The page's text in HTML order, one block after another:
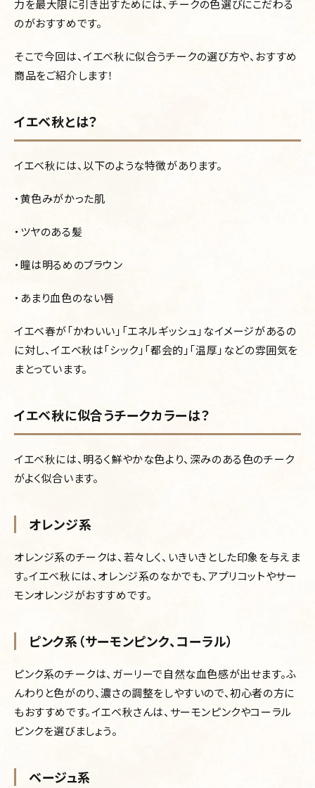
力を最大限に引き出すためには、チークの色選びにこだわる
のがおすすめです。
そこで今回は、イエベ秋に似合うチークの選び方や、おすすめ
商品をご紹介します！
イエベ秋とは？
イエベ秋には、以下のような特徴があります。
・黄色みがかった肌
・ツヤのある髪
・瞳は明るめのブラウン
・あまり血色のない唇
イエベ春が「かわいい」「エネルギッシュ」なイメージがあるの
に対し、イエベ秋は「シック」「都会的」「温厚」などの雰囲気を
まとっています。
イエベ秋に似合うチークカラーは？
イエベ秋には、明るく鮮やかな色より、 深みのある色のチーク
がよく似合います。
オレンジ系
オレンジ系のチークは、若々しく、いきいきとした印象を与えま
す。イエベ秋には、オレンジ系のなかでも、アプリコットやサー
モンオレンジがおすすめです。
ピンク系（サーモンピンク、コーラル）
ピンク系のチークは、ガーリーで自然な血色感が出せます。ふ
んわりと色がのり、濃さの調整をしやすいので、初心者の方に
もおすすめです。イエベ秋さんは、サーモンピンクやコーラル
ピンクを選びましょう。
ベージュ系